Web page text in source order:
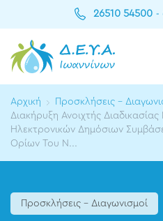
26510 54500 -
Αρχική
Προσκλήσεις -
Διακήρυξη Ανοιχτής
Ηλεκτρονικών Δημόσιων
Ορίων Του Ν...
Προσκλήσεις - Διαγωνισμοί